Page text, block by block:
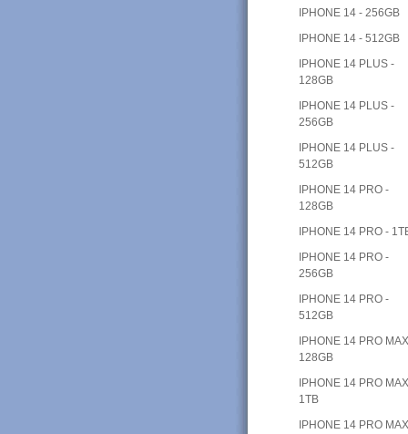
IPHONE 14 - 256GB
IPHONE 14 - 512GB
IPHONE 14 PLUS -
128GB
IPHONE 14 PLUS -
256GB
IPHONE 14 PLUS -
512GB
IPHONE 14 PRO -
128GB
IPHONE 14 PRO -
IPHONE 14 PRO -
256GB
IPHONE 14 PRO -
512GB
IPHONE 14 PRO
128GB
IPHONE 14 PRO
1TB
IPHONE 14 PRO